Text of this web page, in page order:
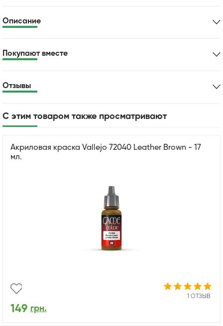
Описание
Покупают вместе
Отзывы
С этим товаром также просматривают
Акриловая краска Vallejo 72040 Leather Brown - 17
мл.
1 ОТЗЫВ
149 грн.